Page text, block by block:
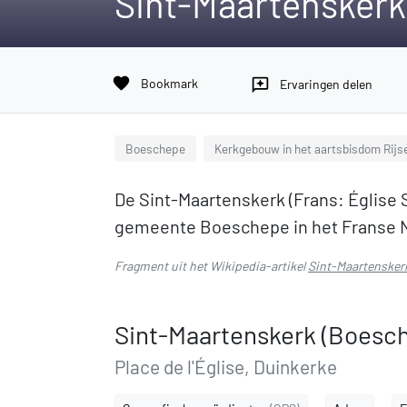
favorite Bookmark reviews Ervaringen delen
Boeschepe Kerkgebouw in het aartsbisdom
De Sint-Maartenskerk (Frans:
gemeente Boeschepe in het Franse
Fragment uit het Wikipedia-artikelSint-
Sint-Maartenskerk
Place de l'Église, Duinkerke